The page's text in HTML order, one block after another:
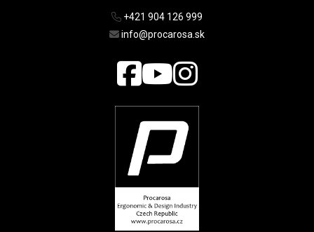
+421 904 126 999
info@procarosa.sk